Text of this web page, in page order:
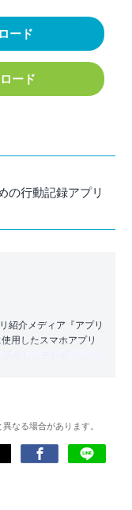
ード
ード
の行動記録アプリ
紹介メディア『アプリ
用したスマホアプリ
かし、テレビ・
（スマホライフが変
なる場合があります。